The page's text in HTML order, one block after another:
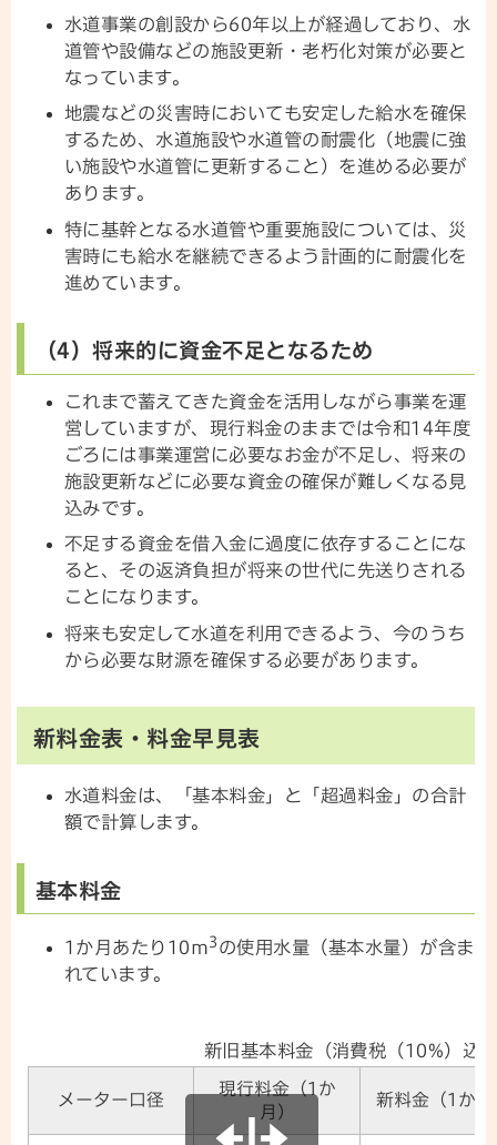
水道事業の創設から60年以上が経過しており、水
道管や設備などの施設更新・老朽化対策が必要と
なっています。
地震などの災害時においても安定した給水を確保
するため、水道施設や水道管の耐震化（地震に強
い施設や水道管に更新すること）を進める必要が
あります。
特に基幹となる水道管や重要施設については、災
害時にも給水を継続できるよう計画的に耐震化を
進めています。
（4）将来的に資金不足となるため
これまで蓄えてきた資金を活用しながら事業を運
営していますが、現行料金のままでは令和14年度
ごろには事業運営に必要なお金が不足し、将来の
施設更新などに必要な資金の確保が難しくなる見
込みです。
不足する資金を借入金に過度に依存することにな
ると、その返済負担が将来の世代に先送りされる
ことになります。
将来も安定して水道を利用できるよう、今のうち
から必要な財源を確保する必要があります。
新料金表・料金早見表
水道料金は、「基本料金」と「超過料金」の合計
額で計算します。
基本料金
1か月あたり10m3 の使用水量（基本水量）が含ま
れています。
新旧基本料金（消費税（10%）込
メーター口径
現行料金（1か
月）
新料金（1か月